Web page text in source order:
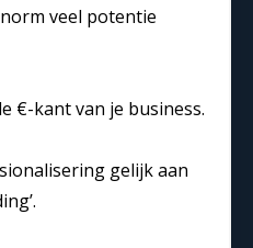
veel potentie
€-kant van je business.
gelijk aan